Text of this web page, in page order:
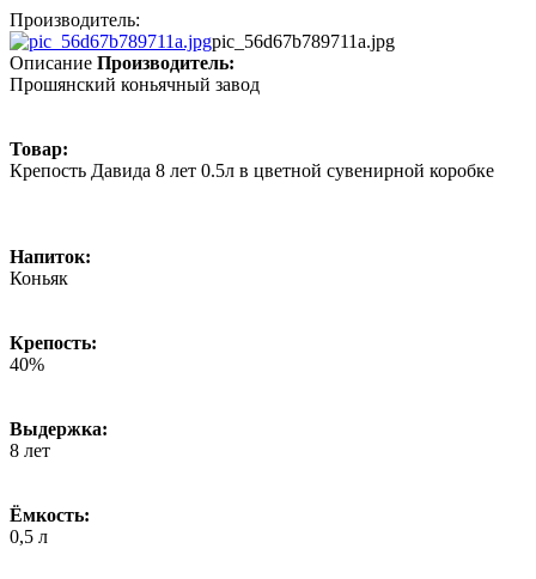
Производитель:
pic_56d67b789711a.jpg
Описание Производитель:
Прошянский коньячный завод
Товар:
Крепость Давида 8 лет 0.5л в цветной сувенирной коробке
Напиток:
Коньяк
Крепость:
40%
Выдержка:
8 лет
Ёмкость:
0,5 л